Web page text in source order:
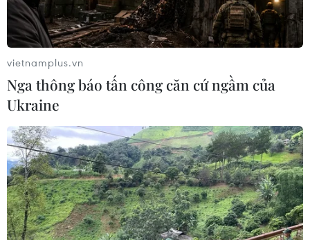
vietnamplus.vn
Nga thông báo tấn công căn cứ ngầm của
Ukraine